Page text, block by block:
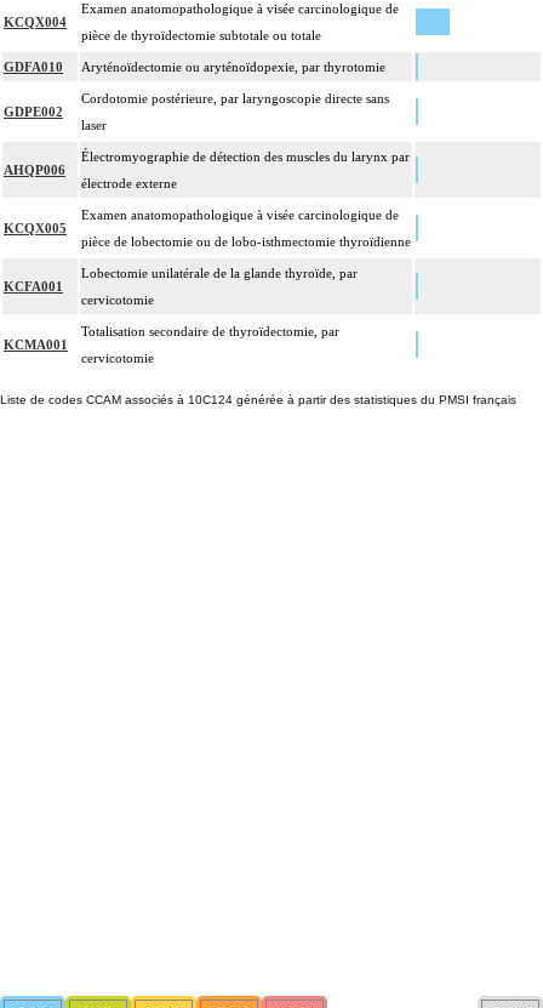
KCQX004
Examen anatomopathologique à visée carcinologique de
pièce de thyroïdectomie subtotale ou totale
GDFA010 Aryténoïdectomie ou aryténoïdopexie, par thyrotomie
GDPE002
Cordotomie postérieure, par laryngoscopie directe sans
laser
AHQP006
Électromyographie de détection des muscles du larynx par
électrode externe
KCQX005
Examen anatomopathologique à visée carcinologique de
pièce de lobectomie ou de lobo-isthmectomie thyroïdienne
KCFA001
Lobectomie unilatérale de la glande thyroïde, par
cervicotomie
KCMA001
Totalisation secondaire de thyroïdectomie, par
cervicotomie
Liste de codes CCAM associés à 10C124 générée à partir des statistiques du PMSI français